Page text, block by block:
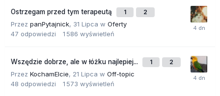
Ostrzegam przed tym terapeutą 1 2
Przez panPytajnick, 31 Lipca w Oferty
47 odpowiedzi 1 586 wyświetleń
Wszędzie dobrze, ale w łóżku najlepiej... 1 2
Przez KochamElcie, 21 Lipca w Off-topic
48 odpowiedzi 1 573 wyświetleń